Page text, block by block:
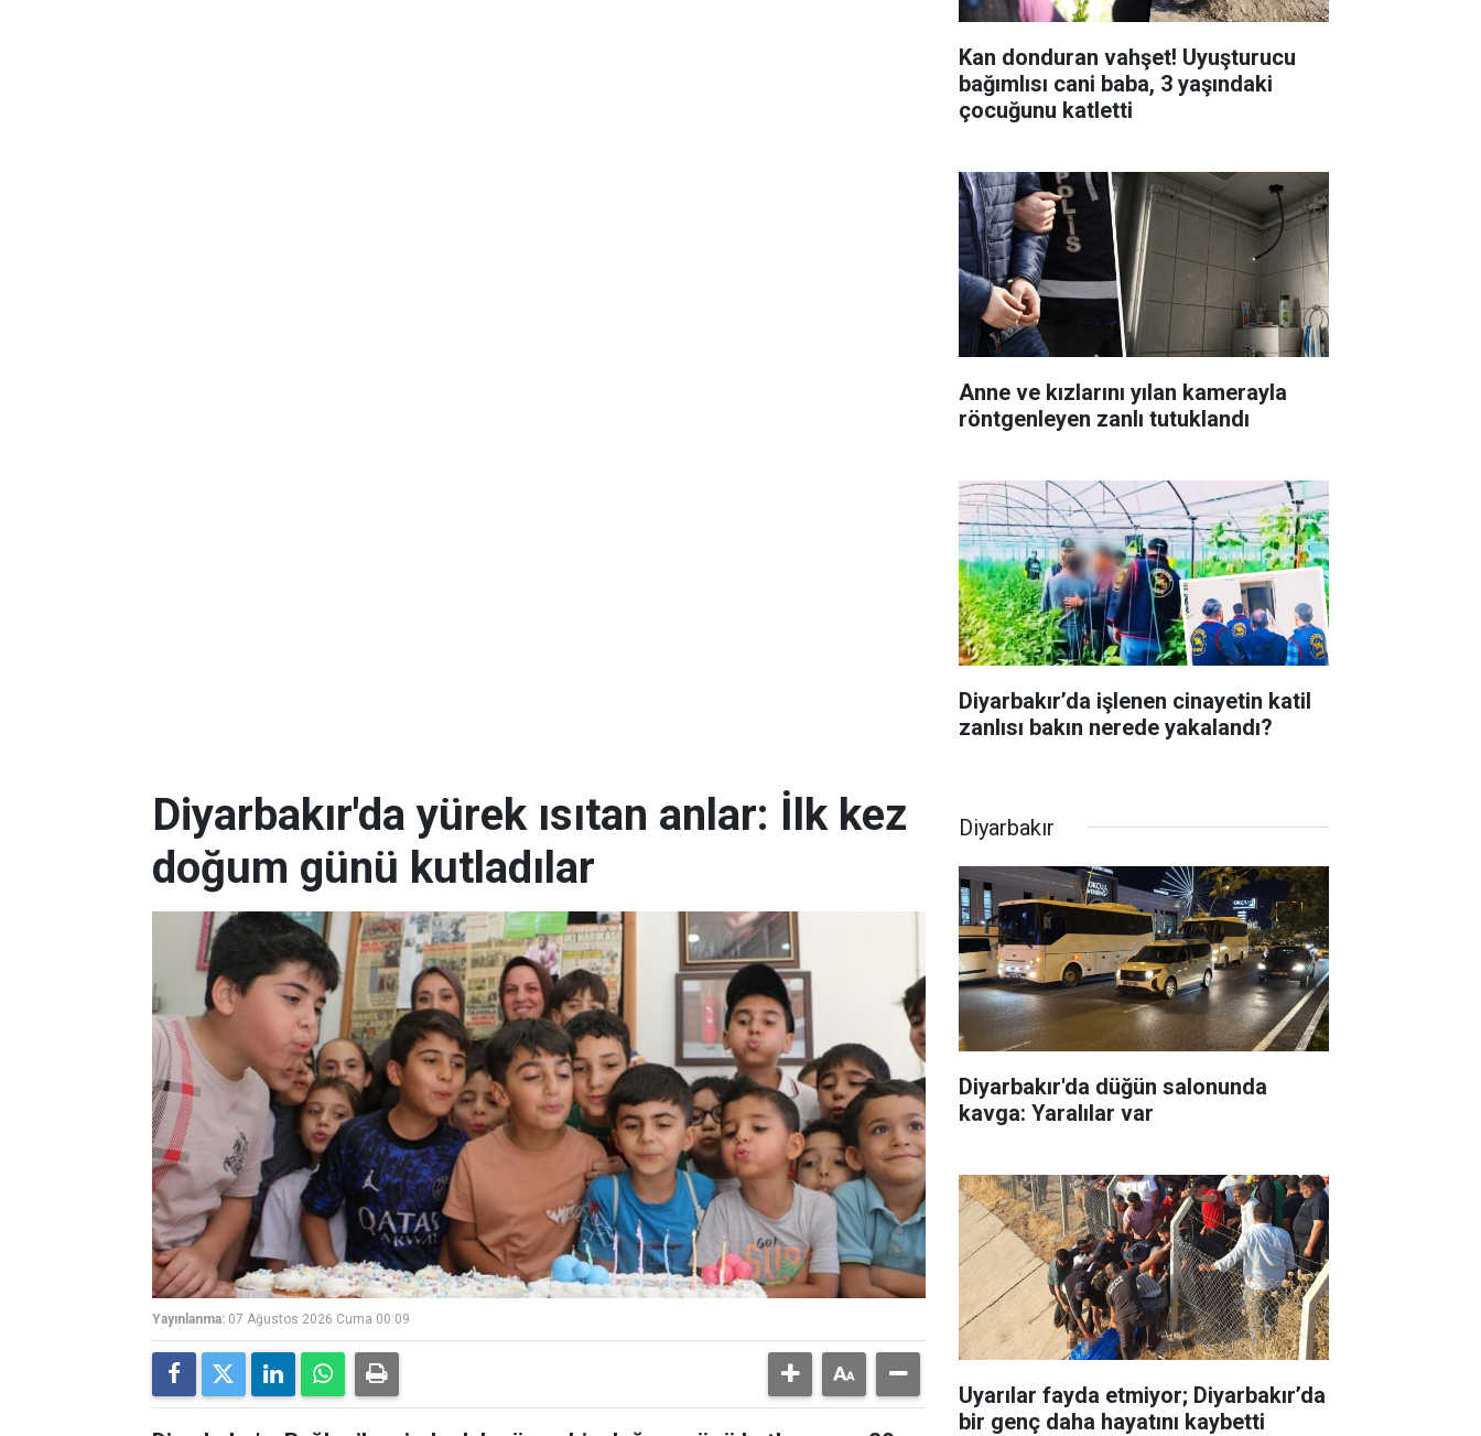
Kan donduran vahşet! Uyuşturucu
bağımlısı cani baba, 3 yaşındaki
çocuğunu katletti
Anne ve kızlarını yılan kamerayla
röntgenleyen zanlı tutuklandı
Diyarbakır’da işlenen cinayetin katil
zanlısı bakın nerede yakalandı?
Diyarbakır'da yürek ısıtan anlar: İlk kez
doğum günü kutladılar
Yayınlanma: 07 Ağustos 2026 Cuma 00:09
Diyarbakır
Diyarbakır'da düğün salonunda
kavga: Yaralılar var
Uyarılar fayda etmiyor; Diyarbakır’da
bir genç daha hayatını kaybetti